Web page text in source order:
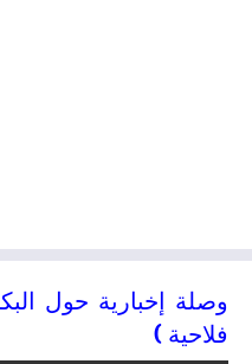
وصلة إخبارية حول
فلاحية )